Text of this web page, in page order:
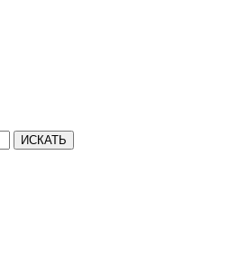
ИСКАТЬ